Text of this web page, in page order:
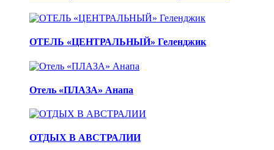
ОТЕЛЬ «ЦЕНТРАЛЬНЫЙ» Геленджик
Отель «ПЛАЗА» Анапа
ОТДЫХ В АВСТРАЛИИ